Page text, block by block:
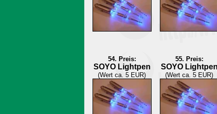
54. Preis:
SOYO Lightpen
(Wert ca. 5 EUR)
55. Preis:
SOYO
(Wert ca. 5 EUR)